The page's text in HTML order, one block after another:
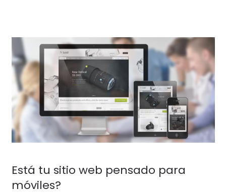
Está tu sitio web pensado para
móviles?